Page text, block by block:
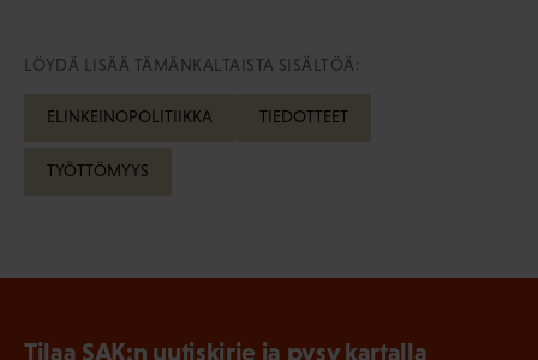
LÖYDÄ LISÄÄ TÄMÄNKALTAISTA SISÄLTÖÄ:
ELINKEINOPOLITIIKKA TIEDOTTEET
TYÖTTÖMYYS
Tilaa SAK:n uutiskirje ja pysy kartalla